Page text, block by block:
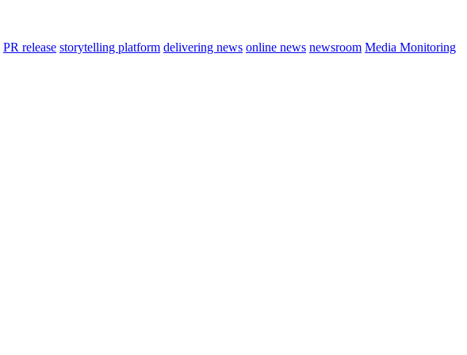
PR release storytelling platform delivering news online news newsroom Media Monitoring